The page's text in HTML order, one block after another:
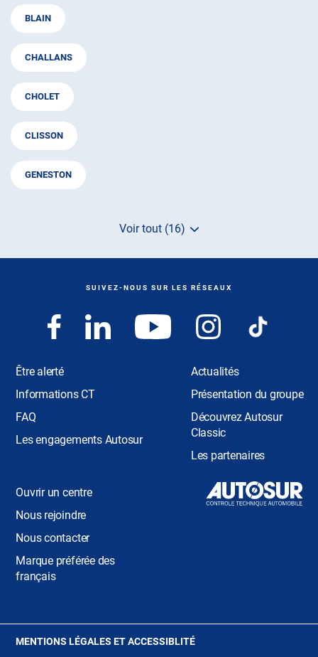
BLAIN
CHALLANS
CHOLET
CLISSON
GENESTON
Voir tout (16)
de
de
de
SUIVEZ-NOUS SUR LES RÉSEAUX
Être alerté
Informations CT
FAQ
Les engagements Autosur
Actualités
Présentation du groupe
Découvrez Autosur
Classic
Les partenaires
Ouvrir un centre
Nous rejoindre
Nous contacter
Marque préférée des
français
MENTIONS LÉGALES ET ACCESSIBLITÉ(OUVRE